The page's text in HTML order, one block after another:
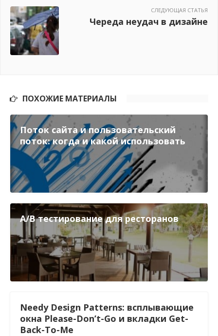
СЛЕДУЮЩАЯ СТАТЬЯ
Череда неудач в дизайне
ПОХОЖИЕ МАТЕРИАЛЫ
Поток сайта и пользовательский
поток: когда и какой использовать
A/B тестирование для ресторанов
Needy Design Patterns: всплывающие
окна Please-Don’t-Go и вкладки Get-
Back-To-Me